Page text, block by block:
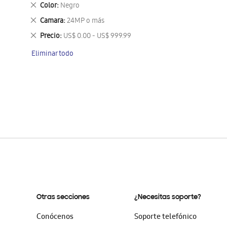
artículo
Color Negro
Eliminar
este
artículo
Camara 24MP o más
Eliminar
este
artículo
Precio US$ 0.00 - US$ 999.99
Eliminar
artículo
Eliminar todo
Otras secciones
Conócenos
¿Necesitas soporte?
Soporte telefónico